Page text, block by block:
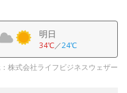
明日
34℃／24℃
株式会社ライフビジネスウェザー